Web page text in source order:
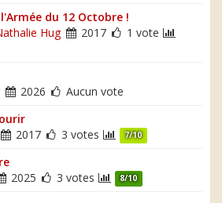
du 12 Octobre !
Hug 2017 1 vote
2026
Aucun vote
2017 3 votes 7/10
2025 3 votes 8/10